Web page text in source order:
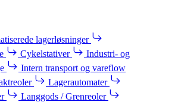
lagerløsninger
Cykelstativer
Industri- og
Intern transport og vareflow
Lagerautomater
Langgods / Grenreoler